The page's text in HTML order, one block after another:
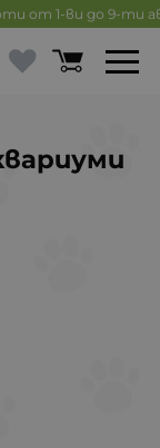
от 1-ви до 9-ти